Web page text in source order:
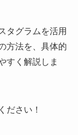
タグラムを活用
方法を、具体的
すく解説しま
ださい！